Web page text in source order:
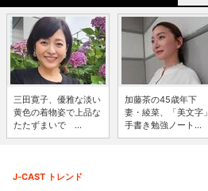
三田寛子、優雅な淡い
黄色の着物姿で上品な
たたずまいで ...
加藤茶の45歳年下
妻・綾菜、「美文字」
手書き勉強ノート...
J-CAST トレンド